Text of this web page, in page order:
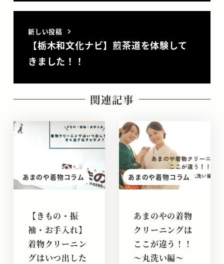
新しい投稿
【栃木和文化ナビ】煎茶道を体験して
きました！！
関連記事
あまのや着物コラム
【きもの・振
袖・お手入れ】
着物クリーニン
グはいつ出した
あまのや着物コラム
あまのやの着物
クリーニングは
ここが違う！！
～丸洗い編～